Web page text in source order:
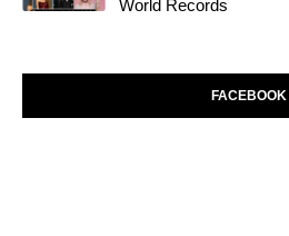
World Records
FACEBOOK